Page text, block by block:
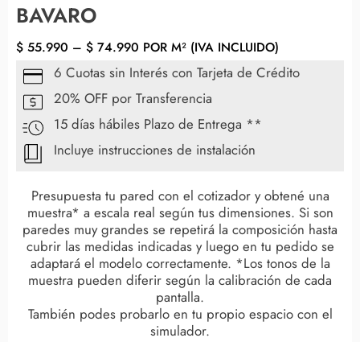
BAVARO
$ 55.990 – $ 74.990 POR M² (IVA INCLUIDO)
6 Cuotas sin Interés con Tarjeta de Crédito
20% OFF por Transferencia
15 días hábiles Plazo de Entrega **
Incluye instrucciones de instalación
Presupuesta tu pared con el cotizador y obtené una
muestra* a escala real según tus dimensiones. Si son
paredes muy grandes se repetirá la composición hasta
cubrir las medidas indicadas y luego en tu pedido se
adaptará el modelo correctamente. *Los tonos de la
muestra pueden diferir según la calibración de cada
pantalla.
También podes probarlo en tu propio espacio con el
simulador.